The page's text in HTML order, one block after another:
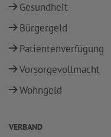
Gesundheit
Bürgergeld
Patientenverfügung
Vorsorgevollmacht
Wohngeld
VERBAND